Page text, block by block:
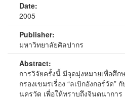
Date:
2005
Publisher:
มหาวิทยาลัยศิลปากร
Abstract:
การวิจัยครั้งนี้ มีจุดมุ่งหมายเพื่อศึก
กรองเขมรเรื่อง “ลเบิกอังกอร์วัด”
นครวัด เพื่อให้ทราบถึงจินตนากา